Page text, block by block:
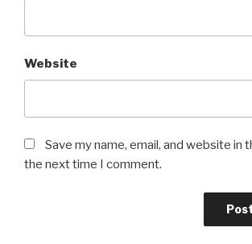
Website
Save my name, email, and website in
the next time I comment.